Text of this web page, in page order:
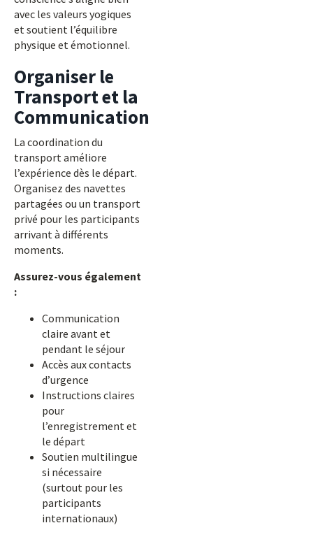
avec les valeurs yogiques
et soutient l’équilibre
physique et émotionnel.
Organiser le
Transport et la
Communication
La coordination du
transport améliore
l’expérience dès le départ.
Organisez des navettes
partagées ou un transport
privé pour les participants
arrivant à différents
moments.
Assurez-vous également
:
Communication
claire avant et
pendant le séjour
Accès aux contacts
d’urgence
Instructions claires
pour
l’enregistrement et
le départ
Soutien multilingue
si nécessaire
(surtout pour les
participants
internationaux)